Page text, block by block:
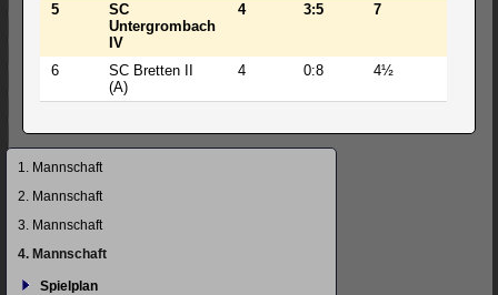
5
SC
Untergrombach
IV
4 3:5 7
6
SC Bretten II
(A)
4 0:8 4½
Navigation
1. Mannschaft
2. Mannschaft
3. Mannschaft
4. Mannschaft
Spielplan